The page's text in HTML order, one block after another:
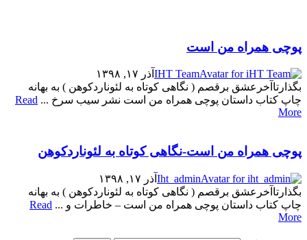
پوچی همراه من است
IHT Team آذر ۱۷, ۱۳۹۸
بگذارتاآخرعشق برقصم ( نگاهی کوتاه به لئوناردکوهن ) به بهانه
چاپ كتاب داستان پوچی همراه من است نشر سيب سرخ ... Read
More
پوچی همراه من است-نگاهی کوتاه به لئوناردکوهن
Iht_admin آذر ۱۷, ۱۳۹۸
بگذارتاآخرعشق برقصم ( نگاهی کوتاه به لئوناردکوهن ) به بهانه
چاپ كتاب داستان پوچی همراه من است – خاطرات و ... Read
More